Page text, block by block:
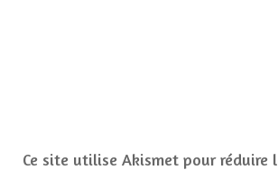
Ce site utilise Akismet pour réduire